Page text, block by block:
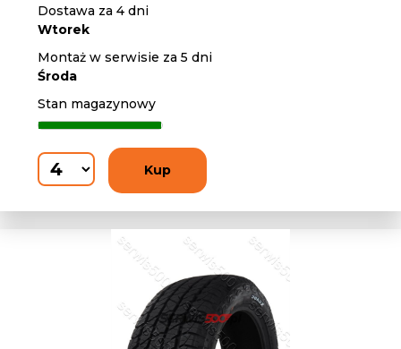
Dostawa za 4 dni
Wtorek
Montaż w serwisie za 5 dni
Środa
Stan magazynowy
Kup